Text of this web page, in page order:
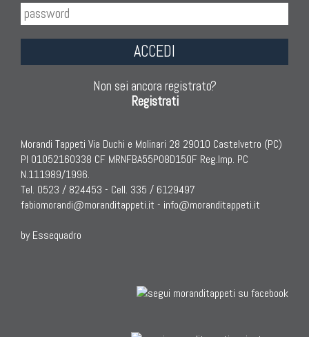
ACCEDI
Non sei ancora registrato?
Registrati
Morandi Tappeti Via Duchi e Molinari 28 29010 Castelvetro (PC)
PI 01052160338 CF MRNFBA55P08D150F Reg.Imp. PC
N.111989/1996.
Tel. 0523 / 824453 - Cell. 335 / 6129497
fabiomorandi@moranditappeti.it - info@moranditappeti.it
by Essequadro